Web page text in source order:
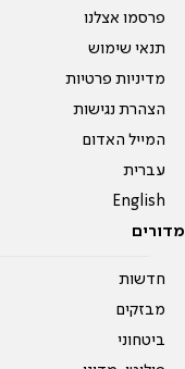
פרסמו אצלנו
תנאי שימוש
מדיניות פרטיות
הצהרת נגישות
המייל האדום
עברית
English
מדורים
חדשות
מבזקים
ביטחוני